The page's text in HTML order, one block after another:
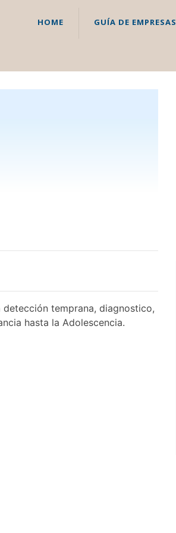
HOME GUÍA DE EMPRESAS
temprana, diagnostico,
hasta la Adolescencia.